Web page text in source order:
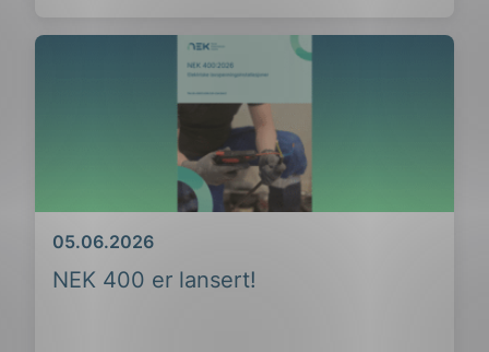
NEK 400 er lansert!
Dato
05.06.2026